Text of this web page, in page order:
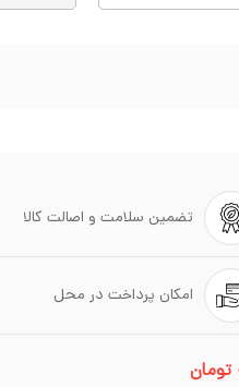
تضمین سلامت و اصالت کالا
امکان پرداخت در محل
تومان